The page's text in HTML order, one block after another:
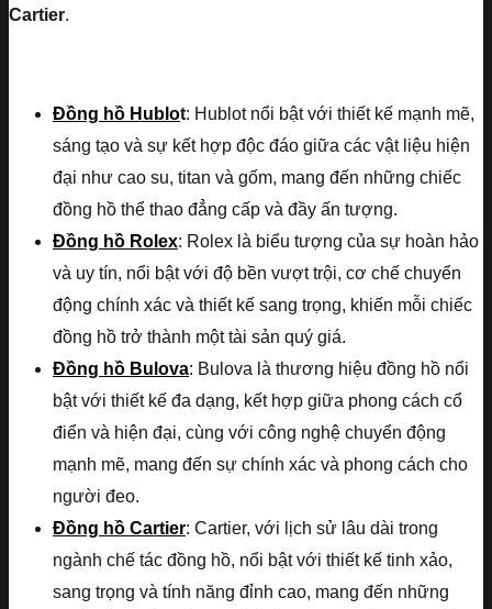
Cartier.
Đồng hồ Hublot: Hublot nổi bật với thiết kế mạnh mẽ,
sáng tạo và sự kết hợp độc đáo giữa các vật liệu hiện
đại như cao su, titan và gốm, mang đến những chiếc
đồng hồ thể thao đẳng cấp và đầy ấn tượng.
Đồng hồ Rolex: Rolex là biểu tượng của sự hoàn hảo
và uy tín, nổi bật với độ bền vượt trội, cơ chế chuyển
động chính xác và thiết kế sang trọng, khiến mỗi chiếc
đồng hồ trở thành một tài sản quý giá.
Đồng hồ Bulova: Bulova là thương hiệu đồng hồ nổi
bật với thiết kế đa dạng, kết hợp giữa phong cách cổ
điển và hiện đại, cùng với công nghệ chuyển động
mạnh mẽ, mang đến sự chính xác và phong cách cho
người đeo.
Đồng hồ Cartier: Cartier, với lịch sử lâu dài trong
ngành chế tác đồng hồ, nổi bật với thiết kế tinh xảo,
sang trọng và tính năng đỉnh cao, mang đến những